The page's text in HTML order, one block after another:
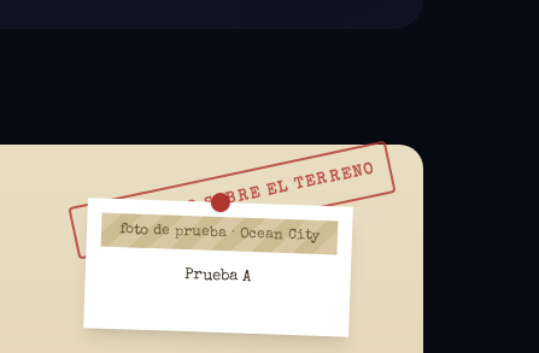
RESUÉLVELO SOBRE EL TERRENO
foto de prueba · Ocean City
Prueba A